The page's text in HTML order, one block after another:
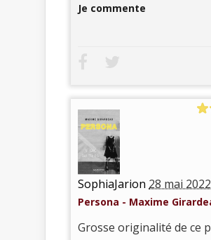
Je commente
SophiaJarion 28 mai 2022
Persona - Maxime
Grosse originalité de ce